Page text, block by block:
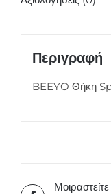
Περιγραφή
BEEYO Θήκη